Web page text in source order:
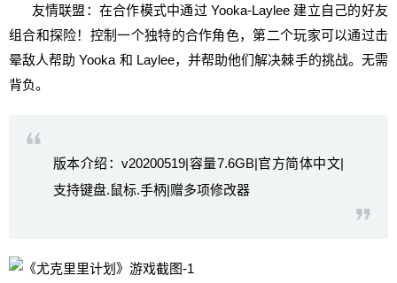
友情联盟：在合作模式中通过 Yooka-Laylee 建立自己的好友
组合和探险！控制一个独特的合作角色，第二个玩家可以通过击
晕敌人帮助 Yooka 和 Laylee，并帮助他们解决棘手的挑战。无需
背负。
版本介绍：v20200519|容量7.6GB|官方简体中文|
支持键盘.鼠标.手柄|赠多项修改器